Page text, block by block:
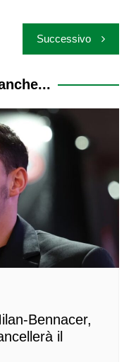
Successivo
Bennacer,
il